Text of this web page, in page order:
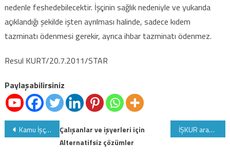
nedenle feshedebilecektir. İşçinin sağlık nedeniyle ve yukarıda
açıklandığı şekilde işten ayrılması halinde, sadece kıdem
tazminatı ödenmesi gerekir, ayrıca ihbar tazminatı ödenmez.
Resul KURT/20.7.2011/STAR
Paylaşabilirsiniz
Yazı
gezinmesi
Kamu İşçileri Toplu İş Sözleşmelerinde anlaşma İŞKUR aracılığıyla iş bulmak için kimler İŞKUR'a kayıt yapabilir?
Çalışanlar ve işyerleri için
Alternatifsiz çözümler